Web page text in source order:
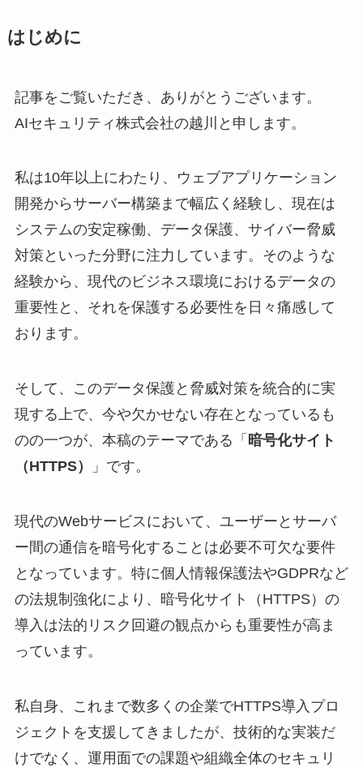
はじめに
記事をご覧いただき、ありがとうございます。
AIセキュリティ株式会社の越川と申します。
私は10年以上にわたり、ウェブアプリケーション
開発からサーバー構築まで幅広く経験し、現在は
システムの安定稼働、データ保護、サイバー脅威
対策といった分野に注力しています。そのような
経験から、現代のビジネス環境におけるデータの
重要性と、それを保護する必要性を日々痛感して
おります。
そして、このデータ保護と脅威対策を統合的に実
現する上で、今や欠かせない存在となっているも
のの一つが、本稿のテーマである「 暗号化サイト
（HTTPS）
」です。
現代のWebサービスにおいて、ユーザーとサーバ
ー間の通信を暗号化することは必要不可欠な要件
となっています。特に個人情報保護法やGDPRなど
の法規制強化により、暗号化サイト（HTTPS）の
導入は法的リスク回避の観点からも重要性が高ま
っています。
私自身、これまで数多くの企業でHTTPS導入プロ
ジェクトを支援してきましたが、技術的な実装だ
けでなく、運用面での課題や組織全体のセキュリ